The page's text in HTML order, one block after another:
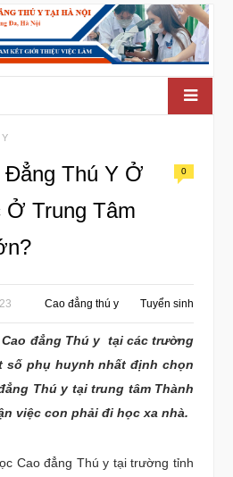
Đẳng Thú Y Ở
Ở Trung Tâm
0
Cao đẳng thú y Tuyển sinh
đẳng Thú y tại các trường
số phụ huynh nhất định chọn
Thú y tại trung tâm Thành
việc con phải đi học xa nhà.
Cao đẳng Thú y tại trường tỉnh